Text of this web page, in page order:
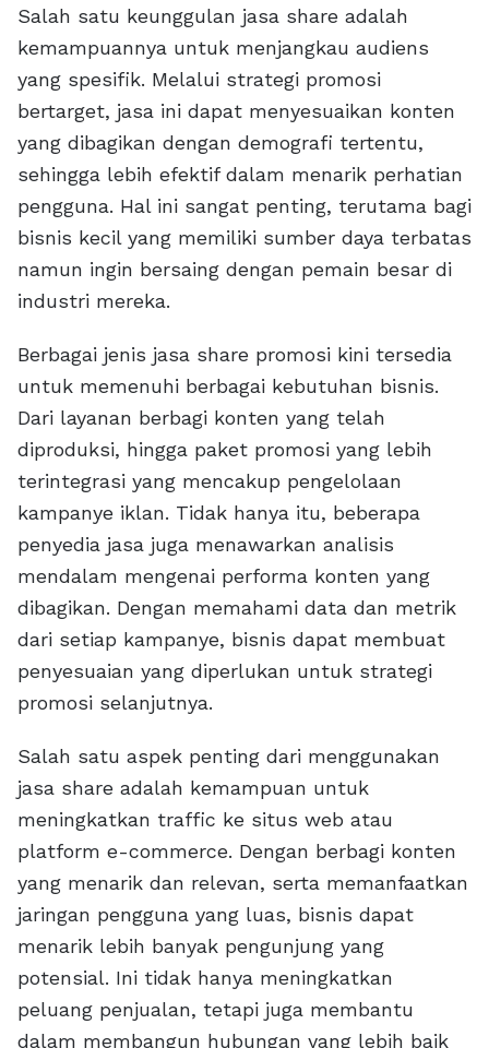
Salah satu keunggulan jasa share adalah
kemampuannya untuk menjangkau audiens
yang spesifik. Melalui strategi promosi
bertarget, jasa ini dapat menyesuaikan konten
yang dibagikan dengan demografi tertentu,
sehingga lebih efektif dalam menarik perhatian
pengguna. Hal ini sangat penting, terutama bagi
bisnis kecil yang memiliki sumber daya terbatas
namun ingin bersaing dengan pemain besar di
industri mereka.
Berbagai jenis jasa share promosi kini tersedia
untuk memenuhi berbagai kebutuhan bisnis.
Dari layanan berbagi konten yang telah
diproduksi, hingga paket promosi yang lebih
terintegrasi yang mencakup pengelolaan
kampanye iklan. Tidak hanya itu, beberapa
penyedia jasa juga menawarkan analisis
mendalam mengenai performa konten yang
dibagikan. Dengan memahami data dan metrik
dari setiap kampanye, bisnis dapat membuat
penyesuaian yang diperlukan untuk strategi
promosi selanjutnya.
Salah satu aspek penting dari menggunakan
jasa share adalah kemampuan untuk
meningkatkan traffic ke situs web atau
platform e-commerce. Dengan berbagi konten
yang menarik dan relevan, serta memanfaatkan
jaringan pengguna yang luas, bisnis dapat
menarik lebih banyak pengunjung yang
potensial. Ini tidak hanya meningkatkan
peluang penjualan, tetapi juga membantu
dalam membangun hubungan yang lebih baik